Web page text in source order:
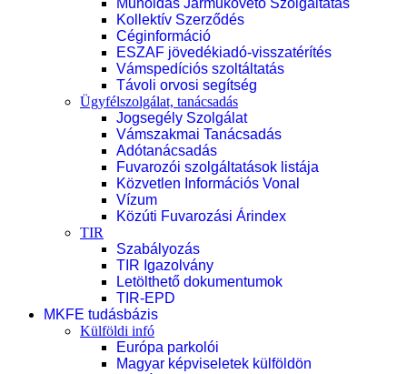
Műholdas Járműkövető Szolgáltatás
Kollektív Szerződés
Céginformáció
ESZAF jövedékiadó-visszatérítés
Vámspedíciós szoltáltatás
Távoli orvosi segítség
Ügyfélszolgálat, tanácsadás
Jogsegély Szolgálat
Vámszakmai Tanácsadás
Adótanácsadás
Fuvarozói szolgáltatások listája
Közvetlen Információs Vonal
Vízum
Közúti Fuvarozási Árindex
TIR
Szabályozás
TIR Igazolvány
Letölthető dokumentumok
TIR-EPD
MKFE tudásbázis
Külföldi infó
Európa parkolói
Magyar képviseletek külföldön